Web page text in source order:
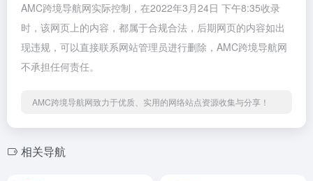
AMC跨境导航网实际控制，在2022年3月24日 下午8:35收录
时，该网页上的内容，都属于合规合法，后期网页的内容如出
现违规，可以直接联系网站管理员进行删除，AMC跨境导航网
不承担任何责任。
AMC跨境导航网致力于优质、实用的网络站点资源收集与分享！
相关导航